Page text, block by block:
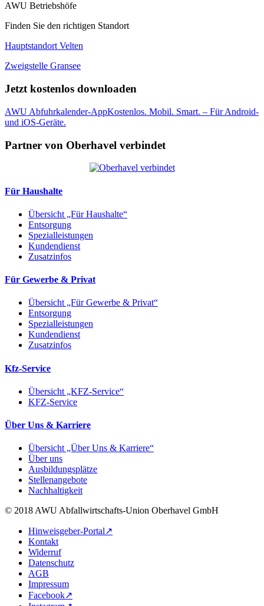
AWU Betriebshöfe
Finden Sie den richtigen Standort
Hauptstandort Velten
Zweigstelle Gransee
Jetzt kostenlos downloaden
AWU Abfuhrkalender-AppKostenlos. Mobil. Smart. – Für Android-
und iOS-Geräte.
Partner von Oberhavel verbindet
Für Haushalte
Übersicht „Für Haushalte“
Entsorgung
Spezialleistungen
Kundendienst
Zusatzinfos
Für Gewerbe & Privat
Übersicht „Für Gewerbe & Privat“
Entsorgung
Spezialleistungen
Kundendienst
Zusatzinfos
Kfz-Service
Übersicht „KFZ-Service“
KFZ-Service
Über Uns & Karriere
Übersicht „Über Uns & Karriere“
Über uns
Ausbildungsplätze
Stellenangebote
Nachhaltigkeit
© 2018 AWU Abfallwirtschafts-Union Oberhavel GmbH
Hinweisgeber-Portal↗
Kontakt
Widerruf
Datenschutz
AGB
Impressum
Facebook↗